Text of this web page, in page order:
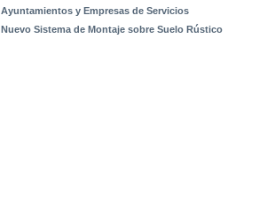
Ayuntamientos y Empresas de Servicios
Nuevo Sistema de Montaje sobre Suelo Rústico